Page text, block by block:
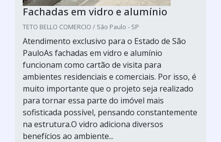
Fachadas em vidro e alumínio
TETO BELLO COMERCIO / São Paulo - SP
Atendimento exclusivo para o Estado de São
PauloAs fachadas em vidro e alumínio
funcionam como cartão de visita para
ambientes residenciais e comerciais. Por isso, é
muito importante que o projeto seja realizado
para tornar essa parte do imóvel mais
sofisticada possível, pensando constantemente
na estrutura.O vidro adiciona diversos
benefícios ao ambiente...